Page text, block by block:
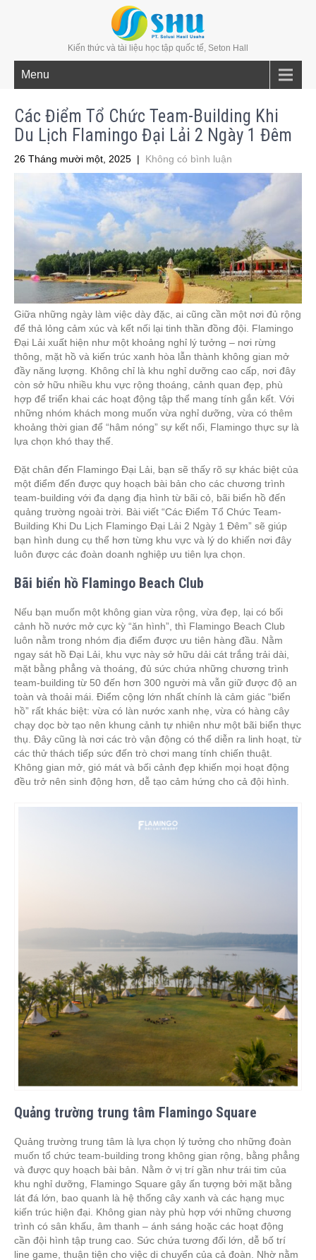
Kiến thức và tài liệu học tập quốc tế, Seton Hall
Menu
Các Điểm Tổ Chức Team-Building Khi
Du Lịch Flamingo Đại Lải 2 Ngày 1 Đêm
26 Tháng mười một, 2025 | Không có bình luận
Giữa những ngày làm việc dày đặc, ai cũng cần một nơi đủ rộng
để thả lỏng cảm xúc và kết nối lại tinh thần đồng đội. Flamingo
Đại Lải xuất hiện như một khoảng nghỉ lý tưởng – nơi rừng
thông, mặt hồ và kiến trúc xanh hòa lẫn thành không gian mở
đầy năng lượng. Không chỉ là khu nghỉ dưỡng cao cấp, nơi đây
còn sở hữu nhiều khu vực rộng thoáng, cảnh quan đẹp, phù
hợp để triển khai các hoạt động tập thể mang tính gắn kết. Với
những nhóm khách mong muốn vừa nghỉ dưỡng, vừa có thêm
khoảng thời gian để “hâm nóng” sự kết nối, Flamingo thực sự là
lựa chọn khó thay thế.
Đặt chân đến Flamingo Đại Lải, bạn sẽ thấy rõ sự khác biệt của
một điểm đến được quy hoạch bài bản cho các chương trình
team-building với đa dạng địa hình từ bãi cỏ, bãi biển hồ đến
quảng trường ngoài trời. Bài viết “Các Điểm Tổ Chức Team-
Building Khi Du Lịch Flamingo Đại Lải 2 Ngày 1 Đêm” sẽ giúp
bạn hình dung cụ thể hơn từng khu vực và lý do khiến nơi đây
luôn được các đoàn doanh nghiệp ưu tiên lựa chọn.
Bãi biển hồ Flamingo Beach Club
Nếu bạn muốn một không gian vừa rộng, vừa đẹp, lại có bối
cảnh hồ nước mở cực kỳ “ăn hình”, thì Flamingo Beach Club
luôn nằm trong nhóm địa điểm được ưu tiên hàng đầu. Nằm
ngay sát hồ Đại Lải, khu vực này sở hữu dải cát trắng trải dài,
mặt bằng phẳng và thoáng, đủ sức chứa những chương trình
team-building từ 50 đến hơn 300 người mà vẫn giữ được độ an
toàn và thoải mái. Điểm cộng lớn nhất chính là cảm giác “biển
hồ” rất khác biệt: vừa có làn nước xanh nhẹ, vừa có hàng cây
chạy dọc bờ tạo nên khung cảnh tự nhiên như một bãi biển thực
thụ. Đây cũng là nơi các trò vận động có thể diễn ra linh hoạt, từ
các thử thách tiếp sức đến trò chơi mang tính chiến thuật.
Không gian mở, gió mát và bối cảnh đẹp khiến mọi hoạt động
đều trở nên sinh động hơn, dễ tạo cảm hứng cho cả đội hình.
Quảng trường trung tâm Flamingo Square
Quảng trường trung tâm là lựa chọn lý tưởng cho những đoàn
muốn tổ chức team-building trong không gian rộng, bằng phẳng
và được quy hoạch bài bản. Nằm ở vị trí gần như trái tim của
khu nghỉ dưỡng, Flamingo Square gây ấn tượng bởi mặt bằng
lát đá lớn, bao quanh là hệ thống cây xanh và các hạng mục
kiến trúc hiện đại. Không gian này phù hợp với những chương
trình có sân khấu, âm thanh – ánh sáng hoặc các hoạt động
cần đội hình tập trung cao. Sức chứa tương đối lớn, dễ bố trí
line game, thuận tiện cho việc di chuyển của cả đoàn. Nhờ nằm